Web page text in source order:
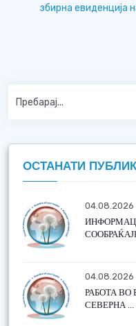
збирна евиденција
ОСТАНАТИ
04.08.2026
04.08.2026
РАБОТА ВО
СЕВЕРНА ...